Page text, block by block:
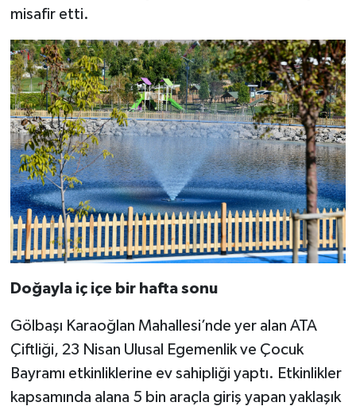
misafir etti.
Doğayla iç içe bir hafta sonu
Gölbaşı Karaoğlan Mahallesi’nde yer alan ATA
Çiftliği, 23 Nisan Ulusal Egemenlik ve Çocuk
Bayramı etkinliklerine ev sahipliği yaptı. Etkinlikler
kapsamında alana 5 bin araçla giriş yapan yaklaşık